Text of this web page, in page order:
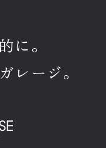
に。
レージ。